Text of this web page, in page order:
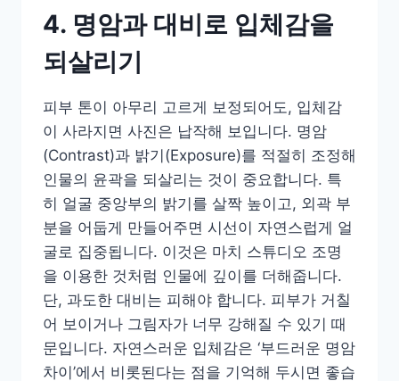
4. 명암과 대비로 입체감을
되살리기
피부 톤이 아무리 고르게 보정되어도, 입체감
이 사라지면 사진은 납작해 보입니다. 명암
(Contrast)과 밝기(Exposure)를 적절히 조정해
인물의 윤곽을 되살리는 것이 중요합니다. 특
히 얼굴 중앙부의 밝기를 살짝 높이고, 외곽 부
분을 어둡게 만들어주면 시선이 자연스럽게 얼
굴로 집중됩니다. 이것은 마치 스튜디오 조명
을 이용한 것처럼 인물에 깊이를 더해줍니다.
단, 과도한 대비는 피해야 합니다. 피부가 거칠
어 보이거나 그림자가 너무 강해질 수 있기 때
문입니다. 자연스러운 입체감은 ‘부드러운 명암
차이’에서 비롯된다는 점을 기억해 두시면 좋습